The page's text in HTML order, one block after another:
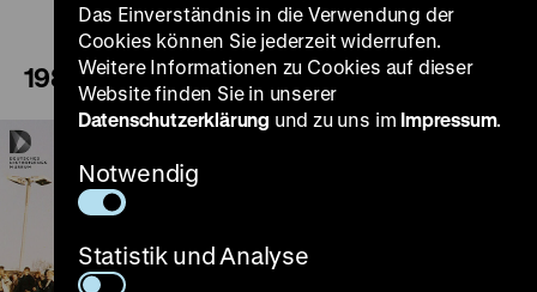
1989
Das Einverständnis in die Verwendung der
Cookies können Sie jederzeit widerrufen.
Weitere Informationen zu Cookies auf dieser
Website finden Sie in unserer
Datenschutzerklärung und zu uns im Impressum.
Notwendig
Statistik und Analyse